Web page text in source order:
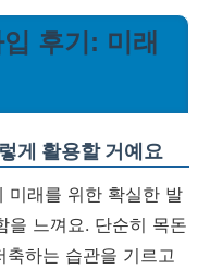
후기: 미래
게 활용할 거예요
미래를 위한 확실한 발
을 느껴요. 단순히 목돈
하는 습관을 기르고